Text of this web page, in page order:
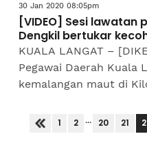
30 Jan 2020 08:05pm
[VIDEO] Sesi lawatan
Dengkil bertukar
KUALA LANGAT –
Pegawai Daerah Kuala
kemalangan maut di
diasak soalan dan
1 2 ... 20 21